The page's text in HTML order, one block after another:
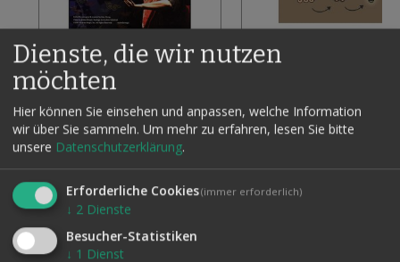
BUTTERFLY BLIZZARD
59,50 €
Inkl. 19% MwSt., zzgl.
In den Warenkorb
Wunschliste
hinzufügen
ORIENTAL SNOWSTORM
12,50 €
Dienste, die wir nutzen
möchten
Hier können Sie einsehen und anpassen, welche Information
wir über Sie sammeln. Um mehr zu erfahren, lesen Sie bitte
unsere Datenschutzerklärung.
Erforderliche Cookies(immer erforderlich)
↓ 2 Dienste
Besucher-Statistiken
↓ 1 Dienst